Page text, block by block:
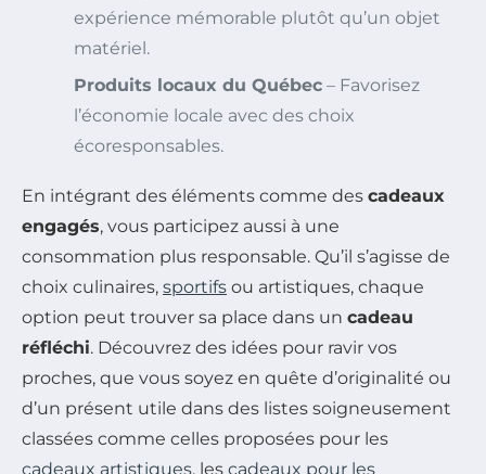
expérience mémorable plutôt qu’un objet
matériel.
Produits locaux du Québec – Favorisez
l’économie locale avec des choix
écoresponsables.
En intégrant des éléments comme des cadeaux
engagés, vous participez aussi à une
consommation plus responsable. Qu’il s’agisse de
choix culinaires, sportifs ou artistiques, chaque
option peut trouver sa place dans un cadeau
réfléchi. Découvrez des idées pour ravir vos
proches, que vous soyez en quête d’originalité ou
d’un présent utile dans des listes soigneusement
classées comme celles proposées pour les
cadeaux artistiques, les cadeaux pour les